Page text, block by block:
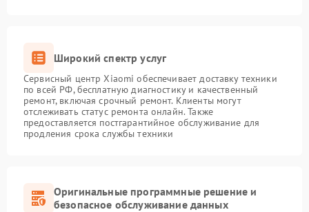
Широкий спектр услуг
Сервисный центр Xiaomi обеспечивает доставку техники
по всей РФ, бесплатную диагностику и качественный
ремонт, включая срочный ремонт. Клиенты могут
отслеживать статус ремонта онлайн. Также
предоставляется постгарантийное обслуживание для
продления срока службы техники
Оригинальные программные решение и
безопасное обслуживание данных